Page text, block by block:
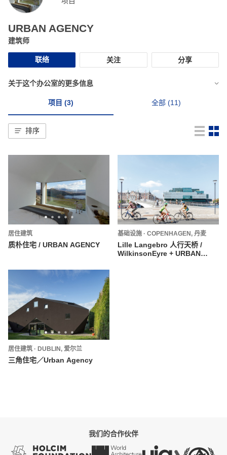
URBAN AGENCY
建筑师
联络 关注 分享
关于这个办公室的更多信息
项目 (3) 全部 (11)
排序
居住建筑
质朴住宅 / URBAN AGENCY
基础设施 · COPENHAGEN, 丹麦
Lille Langebro 人行天桥 /
WilkinsonEyre + URBAN
居住建筑 · DUBLIN, 爱尔兰
三角住宅／Urban Agency